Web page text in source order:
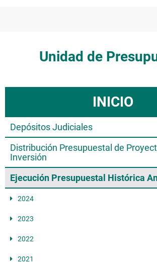
Unidad de
INICIO
Depósitos Judiciales
Distribución Presupuestal de
Inversión
Ejecución Presupuestal Histórica
2024
2023
2022
2021